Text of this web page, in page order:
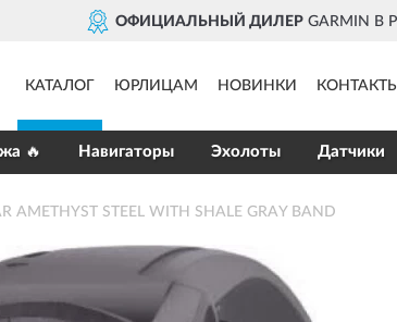
ОФИЦИАЛЬНЫЙ ДИЛЕРGARMIN В РОССИИ
КАТАЛОГ ЮРЛИЦАМ НОВИНКИ КОНТАКТЫ
🔥 Навигаторы Эхолоты Датчики
AMETHYST STEEL WITH SHALE GRAY BAND